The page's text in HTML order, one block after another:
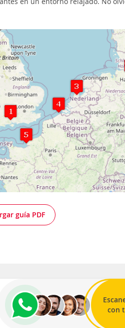
guía PDF
con